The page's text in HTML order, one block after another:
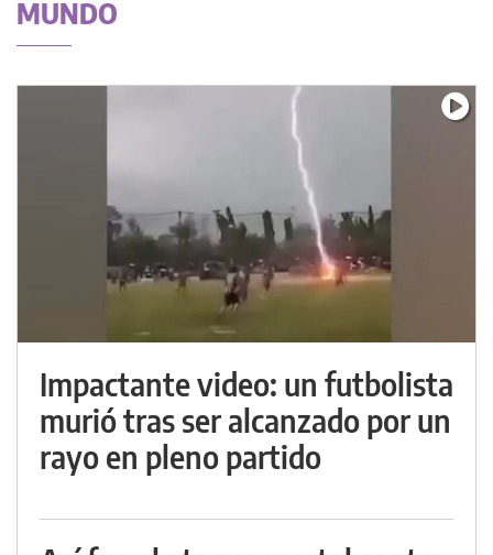
MUNDO
Impactante video: un futbolista
murió tras ser alcanzado por un
rayo en pleno partido